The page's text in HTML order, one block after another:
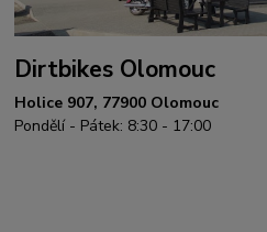
Dirtbikes Olomouc
Holice 907, 77900 Olomouc
Pondělí - Pátek: 8:30 - 17:00